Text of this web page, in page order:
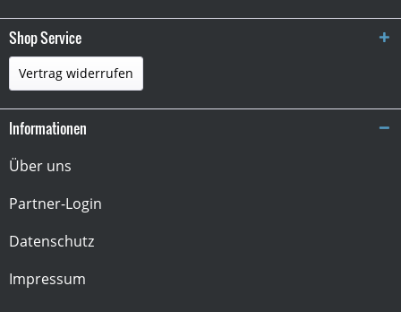
Shop Service
Vertrag widerrufen
Informationen
Über uns
Partner-Login
Datenschutz
Impressum